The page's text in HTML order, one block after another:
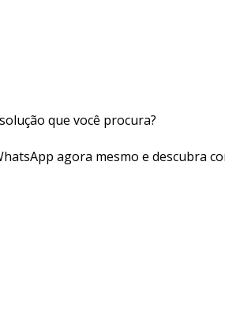
que você procura?
agora mesmo e descubra